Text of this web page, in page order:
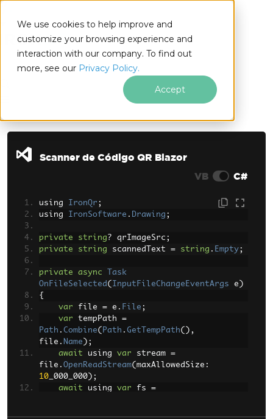
We use cookies to help improve and
customize your browsing experience and
interaction with our company. To find out
more, see our Privacy Policy.
Accept
.NET
Scanner de Código QR Blazor
VB
C#
using IronQr ;
using IronSoftware . Drawing ;
private string? qrImageSrc ;
private
string scannedText = string . Empty;
private async
Task
OnFileSelected ( InputFileChangeEventArgs e )
{
var file = e . File ;
var tempPath =
Path . Combine( Path . GetTempPath(),
file . Name );
await using var stream =
file . OpenReadStream( maxAllowedSize :
10 _000_000 );
await using var fs =